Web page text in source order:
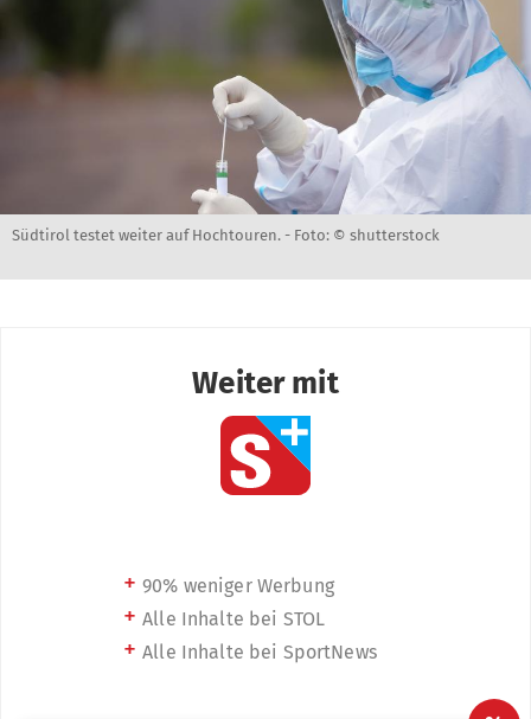
Südtirol testet weiter auf Hochtouren. - Foto: © shutterstock